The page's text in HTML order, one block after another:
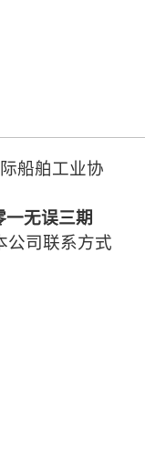
船舶工业协
一无误三期
公司联系方式